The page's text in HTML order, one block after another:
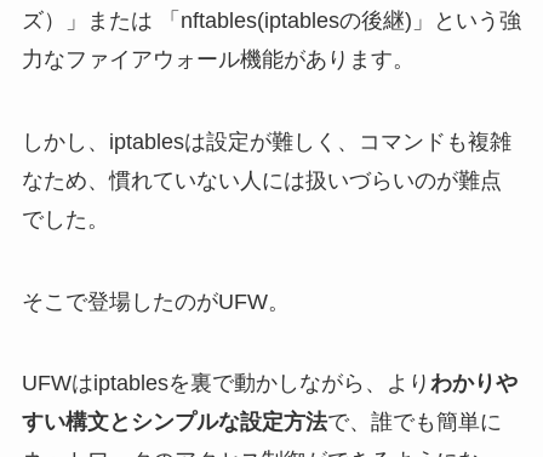
ズ）」または 「nftables(iptablesの後継)」という強
力なファイアウォール機能があります。
しかし、iptablesは設定が難しく、コマンドも複雑
なため、慣れていない人には扱いづらいのが難点
でした。
そこで登場したのがUFW。
UFWはiptablesを裏で動かしながら、より わかりや
すい構文とシンプルな設定方法で、誰でも簡単に